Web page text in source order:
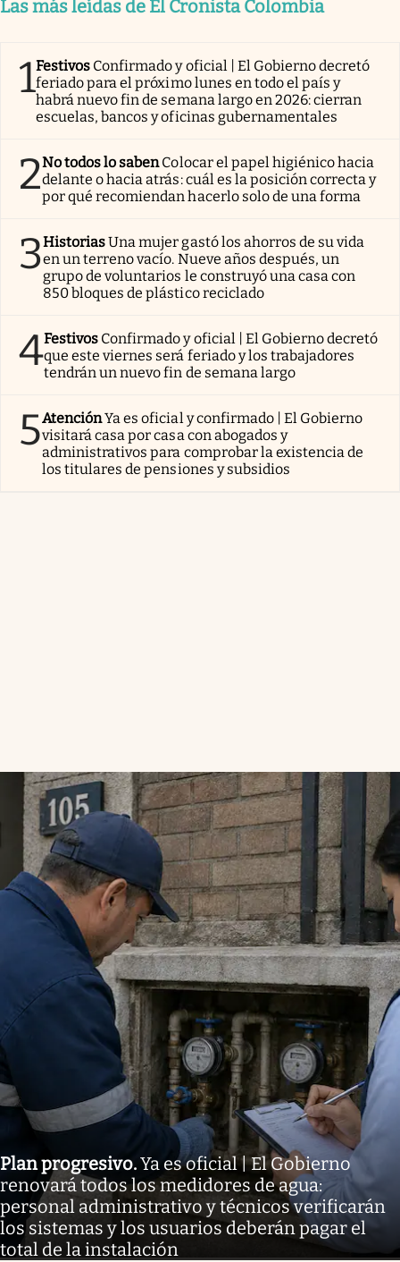
Las más leídas de El Cronista Colombia
1Festivos Confirmado y oficial | El Gobierno decretó
feriado para el próximo lunes en todo el país y
habrá nuevo fin de semana largo en 2026: cierran
escuelas, bancos y oficinas gubernamentales
2No todos lo sabenColocar el papel higiénico hacia
delante o hacia atrás: cuál es la posición correcta y
por qué recomiendan hacerlo solo de una forma
3HistoriasUna mujer gastó los ahorros de su vida
en un terreno vacío. Nueve años después, un
grupo de voluntarios le construyó una casa con
850 bloques de plástico reciclado
4Festivos Confirmado y oficial | El Gobierno decretó
que este viernes será feriado y los trabajadores
tendrán un nuevo fin de semana largo
5AtenciónYa es oficial y confirmado | El Gobierno
visitará casa por casa con abogados y
administrativos para comprobar la existencia de
los titulares de pensiones y subsidios
Plan progresivo.Ya es oficial | El Gobierno
renovará todos los medidores de agua:
personal administrativo y técnicos verificarán
los sistemas y los usuarios deberán pagar el
total de la instalación